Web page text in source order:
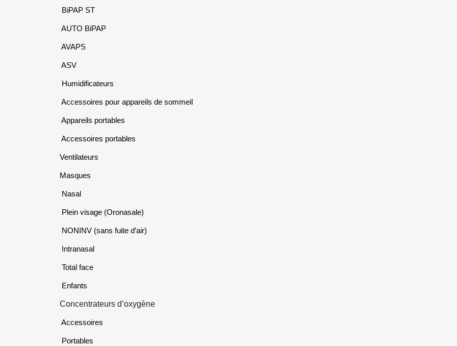
BiPAP ST
AUTO BiPAP
AVAPS
ASV
Humidificateurs
Accessoires pour appareils de sommeil
Appareils portables
Accessoires portables
Ventilateurs
Masques
Nasal
Plein visage (Oronasale)
NONINV (sans fuite d’air)
Intranasal
Total face
Enfants
Concentrateurs d’oxygène
Accessoires
Portables